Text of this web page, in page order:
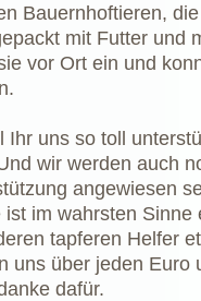
Bauernhoftieren,
mit Futter und
vor Ort ein und
Ihr uns so toll
wir werden auch
angewiesen
im wahrsten Sinne
tapferen Helfer
über jeden Euro
dafür.